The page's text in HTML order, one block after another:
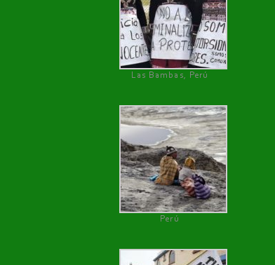
Las Bambas, Perú
Perú